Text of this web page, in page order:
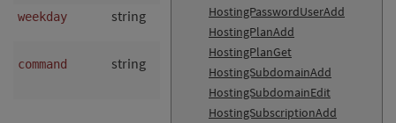
HostingPasswordUserAdd
HostingPlanAdd
HostingPlanGet
HostingSubdomainAdd
HostingSubdomainEdit
HostingSubscriptionAdd
weekday string ^.{1,50}$ no Weekday
command string no
run